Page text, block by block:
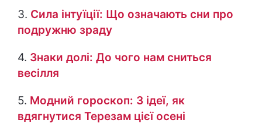
3. Сила інтуїції: Що означають сни про
подружню зраду
4. Знаки долі: До чого нам сниться
весілля
5. Модний гороскоп: 3 ідеї, як
вдягнутися Терезам цієї осені